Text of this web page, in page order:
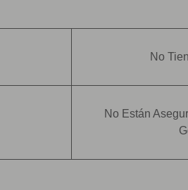
No
No Están